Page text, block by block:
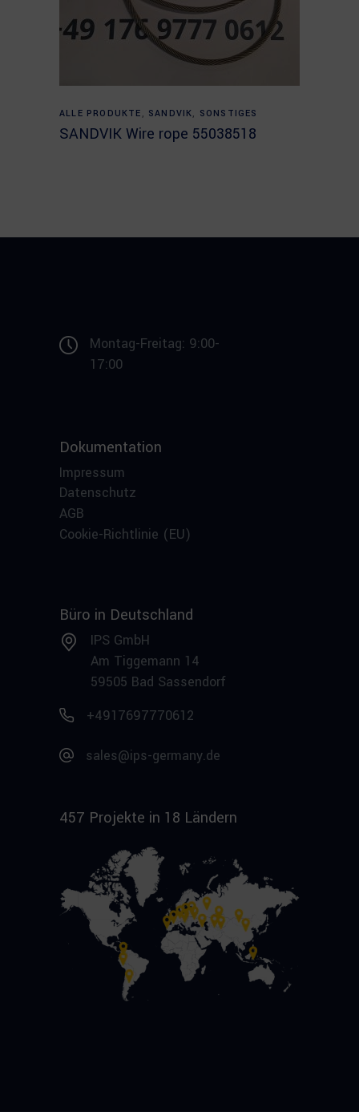
Read more
ALLE PRODUKTE , SANDVIK, SONSTIGES
SANDVIK Wire rope 55038518
Montag-Freitag: 9:00-
17:00
Dokumentation
Impressum
Datenschutz
AGB
Cookie-Richtlinie (EU)
Büro in Deutschland
IPS GmbH
Am Tiggemann 14
59505 Bad Sassendorf
+4917697770612
sales@ips-germany.de
457 Projekte in 18 Ländern